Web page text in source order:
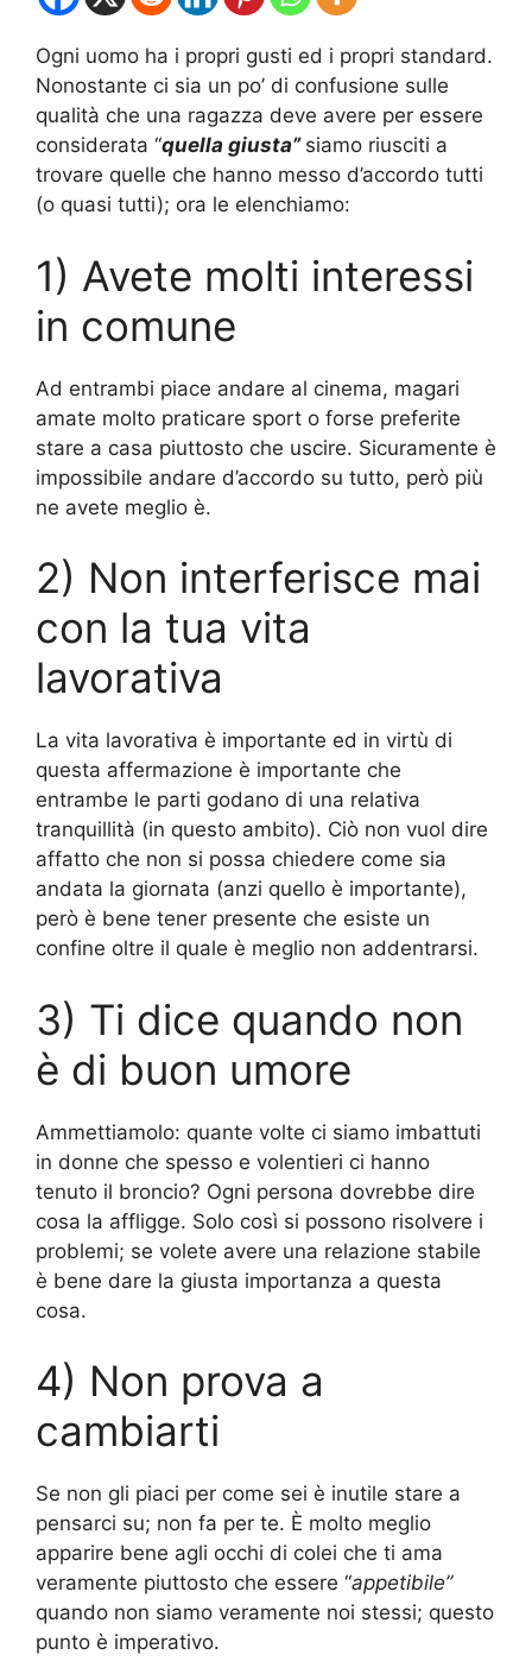
Ogni uomo ha i propri gusti ed i propri standard.
Nonostante ci sia un po’ di confusione sulle
qualità che una ragazza deve avere per essere
considerata “quella giusta” siamo riusciti a
trovare quelle che hanno messo d’accordo tutti
(o quasi tutti); ora le elenchiamo:
1) Avete molti interessi
in comune
Ad entrambi piace andare al cinema, magari
amate molto praticare sport o forse preferite
stare a casa piuttosto che uscire. Sicuramente è
impossibile andare d’accordo su tutto, però più
ne avete meglio è.
2) Non interferisce mai
con la tua vita
lavorativa
La vita lavorativa è importante ed in virtù di
questa affermazione è importante che
entrambe le parti godano di una relativa
tranquillità (in questo ambito). Ciò non vuol dire
affatto che non si possa chiedere come sia
andata la giornata (anzi quello è importante),
però è bene tener presente che esiste un
confine oltre il quale è meglio non addentrarsi.
3) Ti dice quando non
è di buon umore
Ammettiamolo: quante volte ci siamo imbattuti
in donne che spesso e volentieri ci hanno
tenuto il broncio? Ogni persona dovrebbe dire
cosa la affligge. Solo così si possono risolvere i
problemi; se volete avere una relazione stabile
è bene dare la giusta importanza a questa
cosa.
4) Non prova a
cambiarti
Se non gli piaci per come sei è inutile stare a
pensarci su; non fa per te. È molto meglio
apparire bene agli occhi di colei che ti ama
veramente piuttosto che essere “appetibile”
quando non siamo veramente noi stessi; questo
punto è imperativo.